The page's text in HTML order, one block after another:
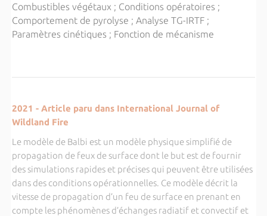
Combustibles végétaux ; Conditions opératoires ;
Comportement de pyrolyse ; Analyse TG-IRTF ;
Paramètres cinétiques ; Fonction de mécanisme
2021 - Article paru dans International Journal of
Wildland Fire
Le modèle de Balbi est un modèle physique simplifié de
propagation de feux de surface dont le but est de fournir
des simulations rapides et précises qui peuvent être utilisées
dans des conditions opérationnelles. Ce modèle décrit la
vitesse de propagation d’un feu de surface en prenant en
compte les phénomènes d’échanges radiatif et convectif et